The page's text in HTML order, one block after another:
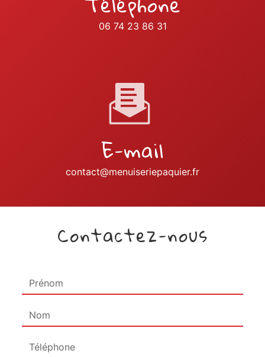
06 74 23 86 31
E-mail
contact@menuiseriepaquier.fr
Contactez-nous